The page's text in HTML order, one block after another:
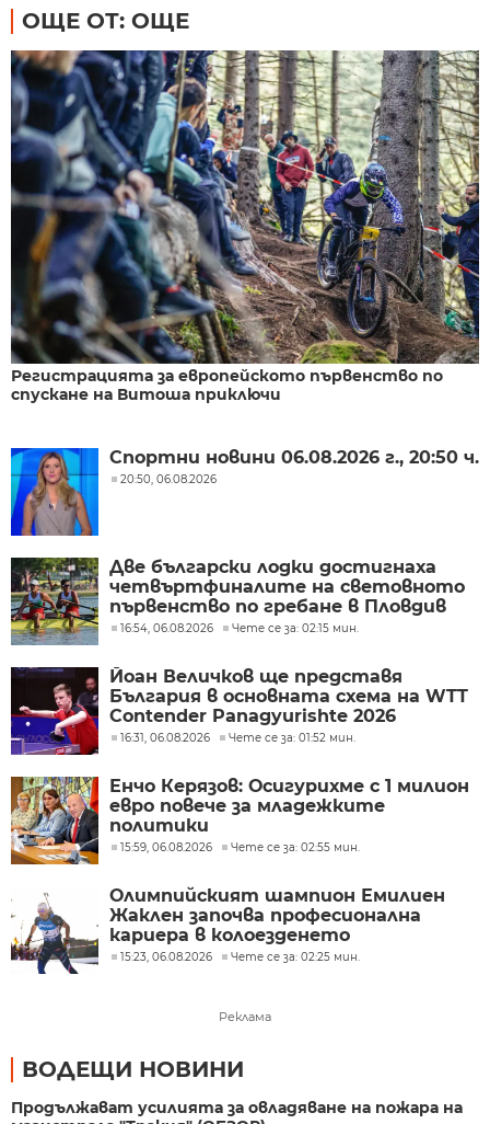
ОЩЕ ОТ: ОЩЕ
Регистрацията за европейското първенство по
спускане на Витоша приключи
Спортни новини 06.08.2026 г., 20:50 ч.
20:50, 06.08.2026
Две български лодки достигнаха
четвъртфиналите на световното
първенство по гребане в Пловдив
16:54, 06.08.2026 Чете се за: 02:15 мин.
Йоан Величков ще представя
България в основната схема на WTT
Contender Panagyurishte 2026
16:31, 06.08.2026 Чете се за: 01:52 мин.
Енчо Керязов: Осигурихме с 1 милион
евро повече за младежките
политики
15:59, 06.08.2026 Чете се за: 02:55 мин.
Олимпийският шампион Емилиен
Жаклен започва професионална
кариера в колоезденето
15:23, 06.08.2026 Чете се за: 02:25 мин.
Реклама
ВОДЕЩИ НОВИНИ
Продължават усилията за овладяване на пожара на